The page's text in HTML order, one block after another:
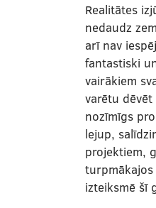
Realitātes
nedaudz
arī nav
fantastiski
vairākiem
varētu
nozīmīgs
lejup,
projektiem,
izteiksmē šī